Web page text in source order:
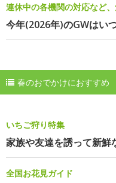
連休中の各機関の対応など
今年(2026年)のGWはい
春のおでかけにおすすめ
いちご狩り特集
家族や友達を誘って新鮮
全国お花見ガイド